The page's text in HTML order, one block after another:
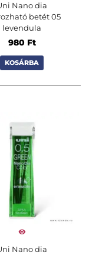
Nano dia
betét 05
levendula
980 Ft
KOSÁRBA
Nano dia